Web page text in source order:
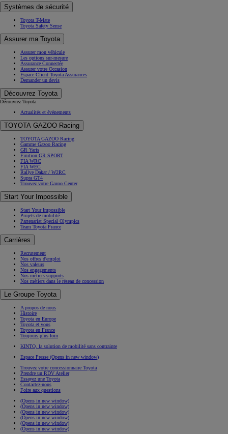
Systèmes de sécurité
Toyota T-Mate
Toyota Safety Sense
Assurer ma Toyota
Assurer mon véhicule
Les options sur-mesure
Assurance Connectée
Assurer votre Occasion
Espace Client Toyota Assurances
Demander un devis
Découvrez Toyota
Découvrez Toyota
Actualités et évènements
TOYOTA GAZOO Racing
TOYOTA GAZOO Racing
Gamme Gazoo Racing
GR Yaris
Finition GR SPORT
FIA WRC
FIA WEC
Rallye Dakar / W2RC
Supra GT4
Trouvez votre Gazoo Center
Start Your Impossible
Start Your Impossible
Projets de mobilité
Partenariat Special Olympics
Team Toyota France
Carrières
Recrutement
Nos offres d'emploi
Nos valeurs
Nos engagements
Nos métiers supports
Nos métiers dans le réseau de concession
Le Groupe Toyota
A propos de nous
Histoire
Toyota en Europe
Toyota et vous
Toyota en France
Toujours plus loin
KINTO, la solution de mobilité sans contrainte
Espace Presse (Opens in new window)
Trouvez votre concessionnaire Toyota
Prendre un RDV Atelier
Essayez une Toyota
Contactez-nous
Foire aux questions
(Opens in new window)
(Opens in new window)
(Opens in new window)
(Opens in new window)
(Opens in new window)
(Opens in new window)